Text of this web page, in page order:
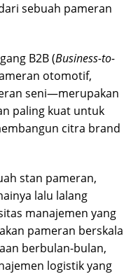
sebuah pameran
B2B (Business-to-
otomotif,
seni—merupakan
paling kuat untuk
citra brand
stan pameran,
lalu lalang
manajemen yang
pameran berskala
berbulan-bulan,
logistik yang